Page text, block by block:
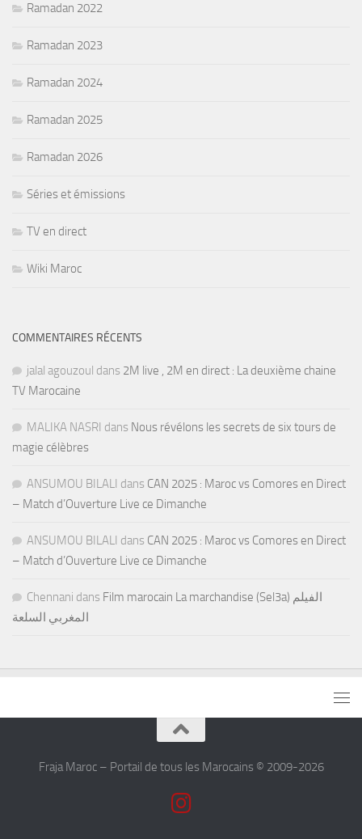
Ramadan 2022
Ramadan 2023
Ramadan 2024
Ramadan 2025
Ramadan 2026
Séries et émissions
TV en direct
Wiki Maroc
COMMENTAIRES RÉCENTS
jalal agouzoul dans 2M live , 2M en direct : La deuxième chaine
TV Marocaine
MALIKA NASRI dans Nous révélons les secrets de six tours de
magie célèbres
ANSUMOU BILALI dans CAN 2025 : Maroc vs Comores en Direct
– Match d’Ouverture Live ce Dimanche
ANSUMOU BILALI dans CAN 2025 : Maroc vs Comores en Direct
– Match d’Ouverture Live ce Dimanche
Chennani dans Film marocain La marchandise (Sel3a) الفيلم
المغربي السلعة
Fraja Maroc – Portail de tous les Marocains © 2009-2026